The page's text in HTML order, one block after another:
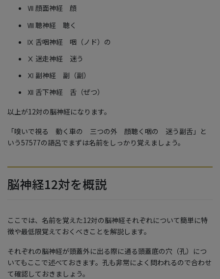
Ⅶ 顔面神経 顔
Ⅷ 聴神経 聴く
Ⅸ 舌咽神経 咽（ノド）の
Ⅹ 迷走神経 迷う
Ⅺ 副神経 副（副）
Ⅻ 舌下神経 舌（ぜつ）
以上が12対の脳神経になります。
「嗅いで視る 動く車の 三つの外 顔聴く咽の 迷う副舌」と
いう57577の語呂でまずは名前をしっかり覚えましょう。
脳神経12対を概説
ここでは、名前を覚えた12対の脳神経それぞれについて簡単に特
徴や最低限覚えておくべきことを解説します。
それぞれの脳神経が頭蓋外に出る際に通る頭蓋底の穴（孔）につ
いてもここで述べておきます。孔も非常によく問われるので合わせ
て確認しておきましょう。